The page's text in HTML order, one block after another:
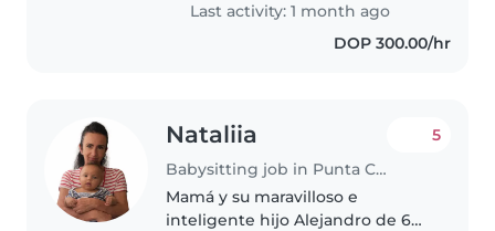
Last activity: 1 month ago
DOP 300.00/hr
Nataliia
Babysitting job in Punta Cana
5
Mamá y su maravilloso e
inteligente hijo Alejandro de 6